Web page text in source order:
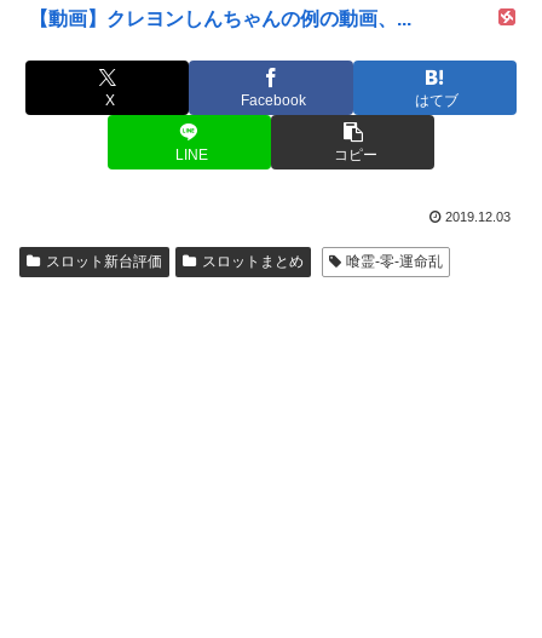
【動画】クレヨンしんちゃんの例の動画、...
X Facebook はてブ
LINE コピー
2019.12.03
スロット新台評価 スロットまとめ 喰霊-零-運命乱